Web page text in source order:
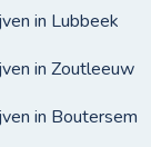
in Lubbeek
in Zoutleeuw
in Boutersem